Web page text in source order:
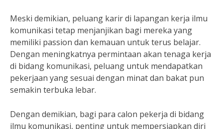
Meski demikian, peluang karir di lapangan kerja ilmu
komunikasi tetap menjanjikan bagi mereka yang
memiliki passion dan kemauan untuk terus belajar.
Dengan meningkatnya permintaan akan tenaga kerja
di bidang komunikasi, peluang untuk mendapatkan
pekerjaan yang sesuai dengan minat dan bakat pun
semakin terbuka lebar.
Dengan demikian, bagi para calon pekerja di bidang
ilmu komunikasi, penting untuk mempersiapkan diri